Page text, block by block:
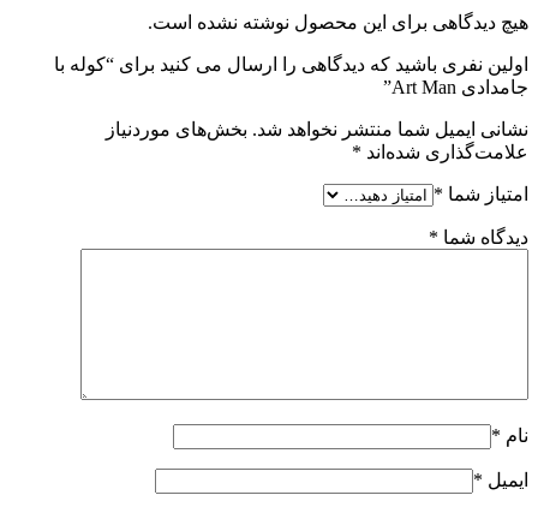
هیچ دیدگاهی برای این محصول نوشته نشده است.
اولین نفری باشید که دیدگاهی را ارسال می کنید برای “کوله با
جامدادی Art Man”
نشانی ایمیل شما منتشر نخواهد شد. بخش‌های موردنیاز
علامت‌گذاری شده‌اند *
امتیاز شما *
دیدگاه شما *
نام *
ایمیل *